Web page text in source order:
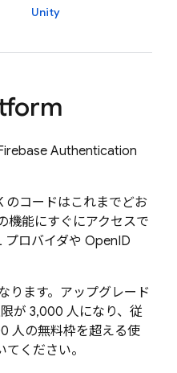
Unity
Authentication
のコードはこれまでどお
機能にすぐにアクセスで
プロバイダや OpenID
ります。アップグレード
が 3,000 人になり、従
人の無料枠を超える使
ください。